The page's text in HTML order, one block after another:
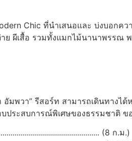
Chic ที่นำเสนอและ บ่งบอกค
ย ผีเสื้อ รวมทั้งแมกไม้นานาพรร
อัมพวา” รีสอร์ท สามารถเดินทาง
ระสบการณ์พิเศษของธรรมชาติ ข
(8 ก.ม.)